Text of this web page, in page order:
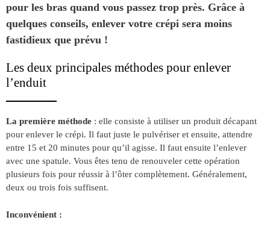
pour les bras quand vous passez trop près. Grâce à
quelques conseils, enlever votre crépi sera moins
fastidieux que prévu !
Les deux principales méthodes pour enlever
l’enduit
La première méthode : elle consiste à utiliser un produit décapant
pour enlever le crépi. Il faut juste le pulvériser et ensuite, attendre
entre 15 et 20 minutes pour qu’il agisse. Il faut ensuite l’enlever
avec une spatule. Vous êtes tenu de renouveler cette opération
plusieurs fois pour réussir à l’ôter complètement. Généralement,
deux ou trois fois suffisent.
Inconvénient :